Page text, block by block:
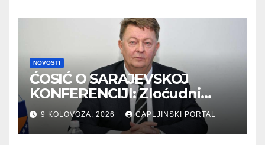
NOVOSTI
ĆOSIĆ O SARAJEVSKOJ
KONFERENCIJI: Zloćudni
propagandi obrazac kroz
povjest je već korišten
9 KOLOVOZA, 2026 CAPLJINSKI PORTAL